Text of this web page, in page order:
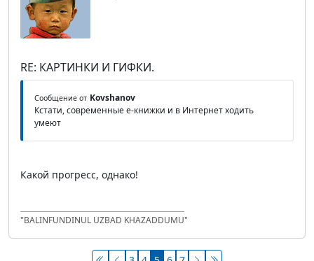
RE: КАРТИНКИ И ГИФКИ.
Сообщение от Kovshanov
Кстати, современные е-книжки и в Интернет ходить
умеют
Какой прогресс, однако!
"BALINFUNDINUL UZBAD KHAZADDUMU"